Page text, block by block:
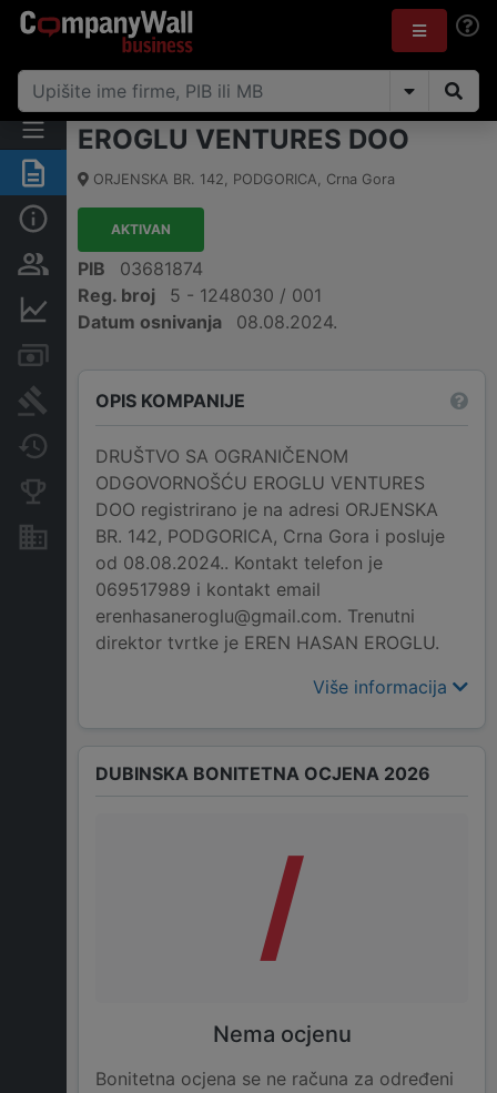
Sažetak
Osobe i vlasništvo
Finansijski podaci
Arhiva sudskih objava
Promjene
Konkurentne kompanije
Nekretnine i imovina
EROGLU VENTURES DOO
ORJENSKA BR. 142, PODGORICA, Crna Gora
AKTIVAN
PIB
03681874
Reg. broj
5 - 1248030 / 001
Datum osnivanja
08.08.2024.
OPIS KOMPANIJE
DRUŠTVO SA OGRANIČENOM
ODGOVORNOŠĆU EROGLU VENTURES
DOO registrirano je na adresi ORJENSKA
BR. 142, PODGORICA, Crna Gora i posluje
od 08.08.2024.. Kontakt telefon je
069517989 i kontakt email
erenhasaneroglu@gmail.com. Trenutni
direktor tvrtke je EREN HASAN EROGLU.
Više informacija
DUBINSKA BONITETNA OCJENA 2026
/
Nema ocjenu
Bonitetna ocjena se ne računa za određeni